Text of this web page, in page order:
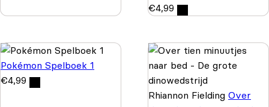
€4,99
Pokémon Spelboek 1
€4,99
Rhiannon Fielding Over